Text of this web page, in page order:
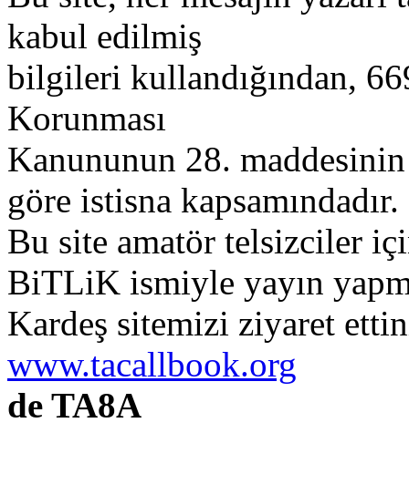
kabul edilmiş
bilgileri kullandığından,
Korunması
Kanununun 28. maddesinin
göre istisna kapsamındadır.
Bu site amatör telsizciler
BiTLiK ismiyle yayın
Kardeş sitemizi ziyaret
www.tacallbook.org
de TA8A